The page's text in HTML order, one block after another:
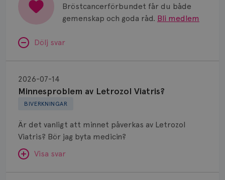
Bröstcancerförbundet får du både
gemenskap och goda råd. Bli medlem
Dölj svar
BIVERKNINGAR
Minnesproblem av Letrozol Viatris?
2026-07-14
Är det vanligt att minnet påverkas av Letrozol
Viatris? Bör jag byta medicin?
Visa svar
Letrozol
Viatris?